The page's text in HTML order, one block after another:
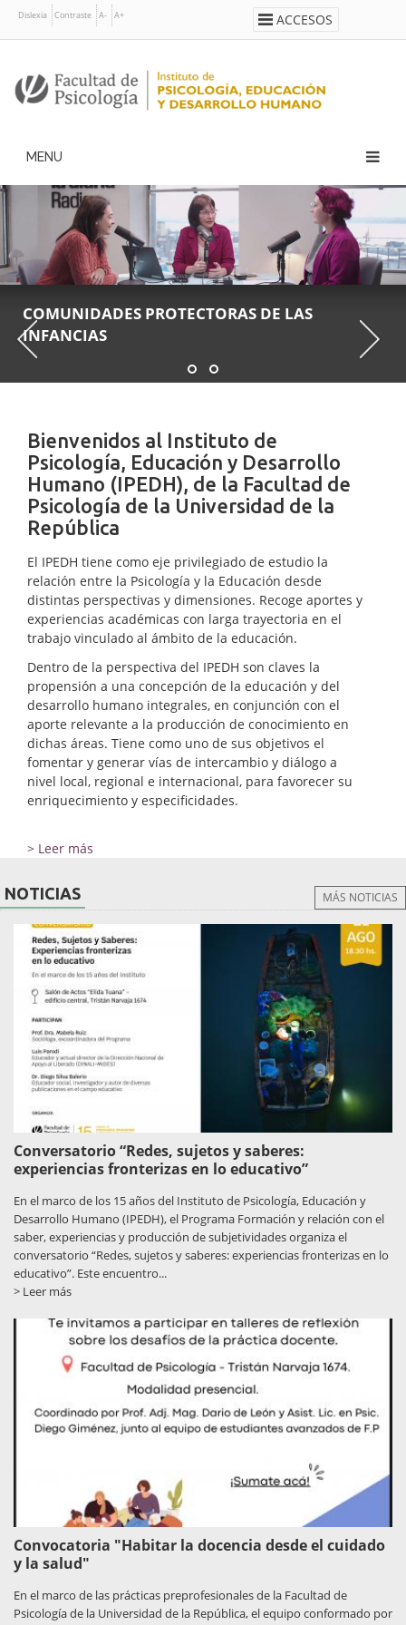
Pasar
contenido
Dislexia Contraste A- A+ ACCESOS
Navegación
principal
COMUNIDADES PROTECTORAS DE LAS
INFANCIAS
Bienvenidos al Instituto de
Psicología, Educación y Desarrollo
Humano (IPEDH), de la Facultad de
Psicología de la Universidad de la
República
El IPEDH tiene como eje privilegiado de estudio la
relación entre la Psicología y la Educación desde
distintas perspectivas y dimensiones. Recoge aportes y
experiencias académicas con larga trayectoria en el
trabajo vinculado al ámbito de la educación.
Dentro de la perspectiva del IPEDH son claves la
propensión a una concepción de la educación y del
desarrollo humano integrales, en conjunción con el
aporte relevante a la producción de conocimiento en
dichas áreas. Tiene como uno de sus objetivos el
fomentar y generar vías de intercambio y diálogo a
nivel local, regional e internacional, para favorecer su
enriquecimiento y especificidades.
> Leer más
NOTICIAS MÁS NOTICIAS
Conversatorio “Redes, sujetos y saberes:
experiencias fronterizas en lo educativo”
En el marco de los 15 años del Instituto de Psicología, Educación y
Desarrollo Humano (IPEDH), el Programa Formación y relación con el
saber, experiencias y producción de subjetividades organiza el
conversatorio “Redes, sujetos y saberes: experiencias fronterizas en lo
educativo”. Este encuentro...
> Leer más
Convocatoria "Habitar la docencia desde el cuidado
y la salud"
En el marco de las prácticas preprofesionales de la Facultad de
Psicología de la Universidad de la República, el equipo conformado por